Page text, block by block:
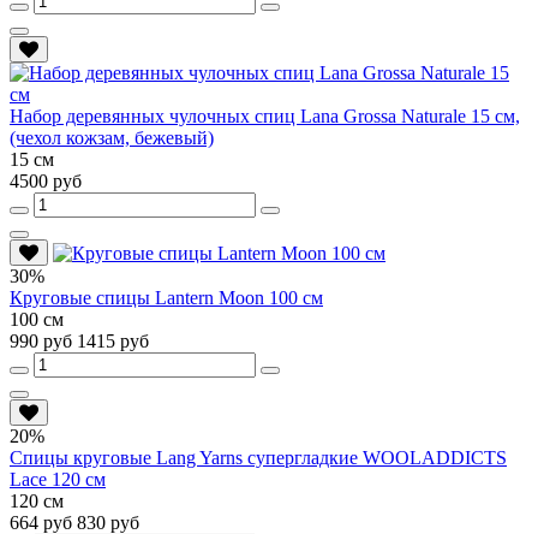
Набор деревянных чулочных спиц Lana Grossa Naturale 15 см,
(чехол кожзам, бежевый)
15 см
4500 руб
30%
Круговые спицы Lantern Moon 100 см
100 см
990 руб 1415 руб
20%
Спицы круговые Lang Yarns супергладкие WOOLADDICTS
Lace 120 см
120 см
664 руб 830 руб